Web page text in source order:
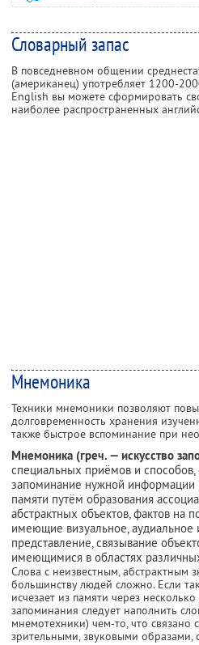
Словарный запас
В повседневном общении
(американец) употребляет 1200-
English вы можете сформировать
наиболее распространенных
Мнемоника
Техники мнемоники позволяют
долговременность хранения
также быстрое вспоминание при
Мнемоника (греч. — искусство
специальных приёмов и
запоминание нужной
памяти путём образования
абстрактных объектов, фактов на
имеющие визуальное, аудиальное
представление, связывание
имеющимися в областях
Слова с неизвестным, абстрактным
большинству людей сложно. Если
исчезает из памяти через
запоминания следует наполнить
мнемотехники) чем-то, что
зрительными, звуковыми